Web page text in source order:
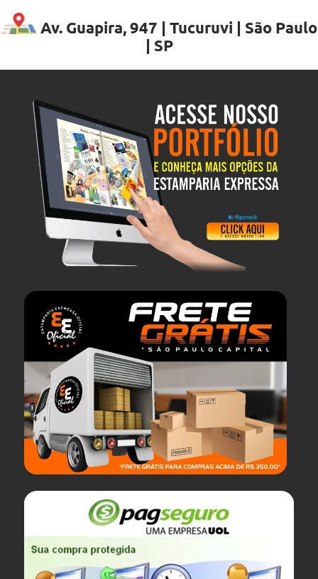
Av. Guapira, 947 | Tucuruvi | São Paulo
| SP